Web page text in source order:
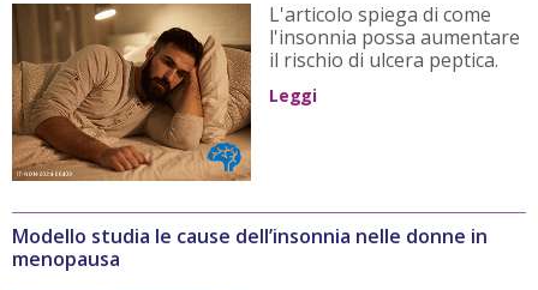
L'articolo spiega di come
l'insonnia possa aumentare
il rischio di ulcera peptica.
Leggi
Modello studia le cause dell’insonnia nelle donne in
menopausa